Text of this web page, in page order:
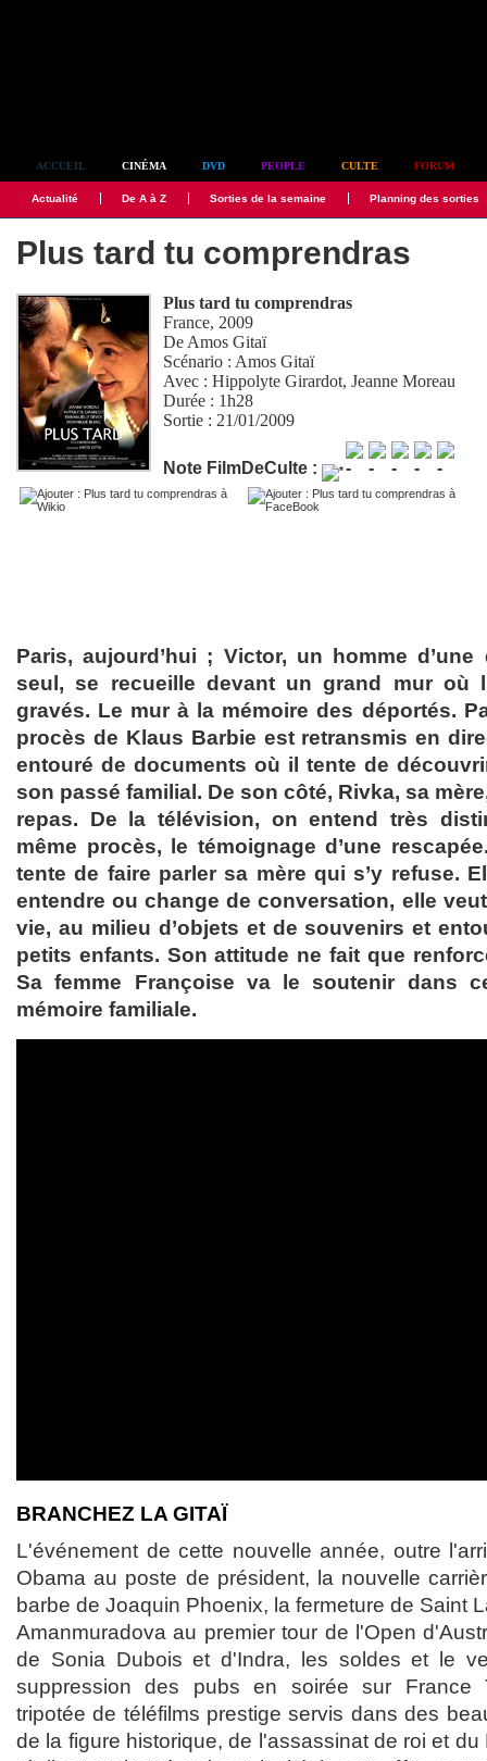
ACCUEIL CINÉMA DVD PEOPLE CULTE FORUM
Actualité De A à Z Sorties de la semaine Planning des sorties
Plus tard tu comprendras
Plus tard tu comprendras
France, 2009
De Amos Gitaï
Scénario : Amos Gitaï
Avec :Hippolyte Girardot,Jeanne Moreau
Durée : 1h28
Sortie : 21/01/2009
Note FilmDeCulte :
Paris, aujourd’hui ; Victor, un homme d’une
seul, se recueille devant un grand mur où
gravés. Le mur à la mémoire des déportés.
procès de Klaus Barbie est retransmis en
entouré de documents où il tente de
son passé familial. De son côté, Rivka, sa
repas. De la télévision, on entend très
même procès, le témoignage d’une
tente de faire parler sa mère qui s’y refuse.
entendre ou change de conversation, elle
vie, au milieu d’objets et de souvenirs et
petits enfants. Son attitude ne fait que
Sa femme Françoise va le soutenir dans
mémoire familiale.
BRANCHEZ LA GITAÏ
L'événement de cette nouvelle année, outre
Obama au poste de président, la nouvelle
barbe de Joaquin Phoenix, la fermeture de Saint
Amanmuradova au premier tour de l'Open
de Sonia Dubois et d'Indra, les soldes et le
suppression des pubs en soirée sur France
tripotée de téléfilms prestige servis dans des
de la figure historique, de l'assassinat de roi et